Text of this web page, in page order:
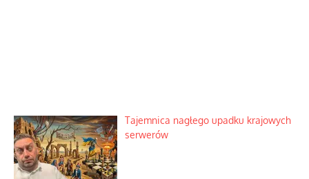
Tajemnica nagłego upadku krajowych
serwerów